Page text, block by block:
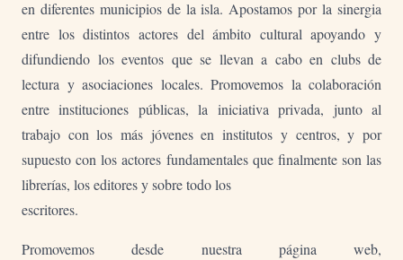
en diferentes municipios de la isla. Apostamos por la sinergia
entre los distintos actores del ámbito cultural apoyando y
difundiendo los eventos que se llevan a cabo en clubs de
lectura y asociaciones locales. Promovemos la colaboración
entre instituciones públicas, la iniciativa privada, junto al
trabajo con los más jóvenes en institutos y centros, y por
supuesto con los actores fundamentales que finalmente son las
librerías, los editores y sobre todo los
escritores.
Promovemos desde nuestra página web,